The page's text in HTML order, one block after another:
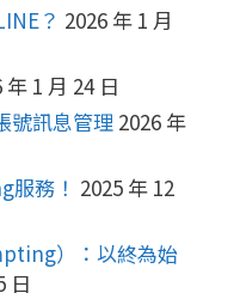
？ 2026 年 1 月
年 1 月 24 日
訊息管理 2026 年
務！ 2025 年 12
）：以終為始
日